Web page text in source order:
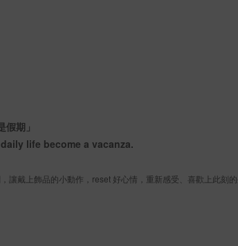
假期」
life become a vacanza.
讓戴上飾品的小動作，reset 好心情，重新感受、喜歡上此刻的